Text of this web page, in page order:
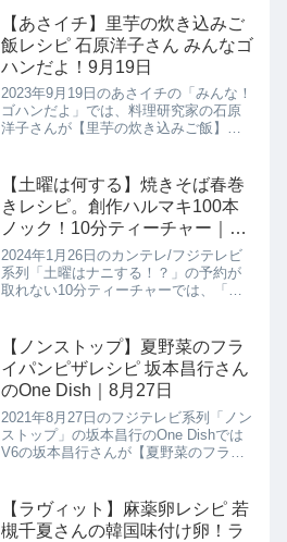
す。旬のブリを焼いて甘酢おろしでサ
ッパリと！>>男子ごはん記事...
【あさイチ】里芋の炊き込みご
飯レシピ 石原洋子さん みんなゴ
ハンだよ！9月19日
2023年9月19日のあさイチの「みんな！
ゴハンだよ」では、料理研究家の石原
洋子さんが【里芋の炊き込みご飯】の
とねっとりとした食感をいかした炊き
込みご飯はしょう油や酒、昆布...
【土曜は何する】焼きそば春巻
きレシピ。創作ハルマキ100本
ノック！10分ティーチャー｜1
月27日
2024年1月26日のカンテレ/フジテレビ
系列「土曜はナニする！？」の予約が
取れない10分ティーチャーでは、「ワ
何を巻いてもOKな春巻き100本ノック
として春巻きレシピ【...
【ノンストップ】夏野菜のフラ
イパンピザレシピ 坂本昌行さん
のOne Dish｜8月27日
2021年8月27日のフジテレビ系列「ノン
ストップ」の坂本昌行のOne Dishでは
V6の坂本昌行さんが【夏野菜のフライ
に作ることができるピザ生地はアレン
ジ自在！思い立った...
【ラヴィット】麻薬卵レシピ 若
槻千夏さんの韓国味付け卵！ラ